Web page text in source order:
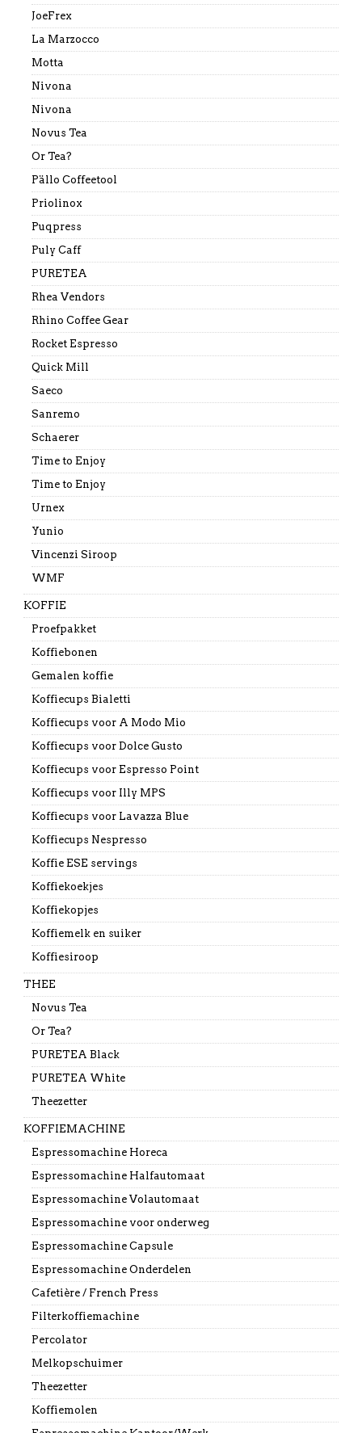
JoeFrex
La Marzocco
Motta
Nivona
Nivona
Novus Tea
Or Tea?
Pällo Coffeetool
Priolinox
Puqpress
Puly Caff
PURETEA
Rhea Vendors
Rhino Coffee Gear
Rocket Espresso
Quick Mill
Saeco
Sanremo
Schaerer
Time to Enjoy
Time to Enjoy
Urnex
Yunio
Vincenzi Siroop
WMF
KOFFIE
Proefpakket
Koffiebonen
Gemalen koffie
Koffiecups Bialetti
Koffiecups voor A Modo Mio
Koffiecups voor Dolce Gusto
Koffiecups voor Espresso Point
Koffiecups voor Illy MPS
Koffiecups voor Lavazza Blue
Koffiecups Nespresso
Koffie ESE servings
Koffiekoekjes
Koffiekopjes
Koffiemelk en suiker
Koffiesiroop
THEE
Novus Tea
Or Tea?
PURETEA Black
PURETEA White
Theezetter
KOFFIEMACHINE
Espressomachine Horeca
Espressomachine Halfautomaat
Espressomachine Volautomaat
Espressomachine voor onderweg
Espressomachine Capsule
Espressomachine Onderdelen
Cafetière / French Press
Filterkoffiemachine
Percolator
Melkopschuimer
Theezetter
Koffiemolen